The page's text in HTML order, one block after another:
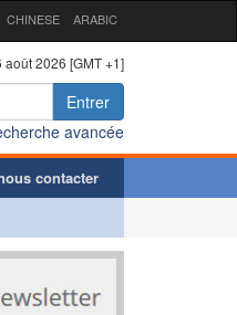
CHINESE ARABIC
août 2026 [GMT +1]
Entrer
avancée
contacter